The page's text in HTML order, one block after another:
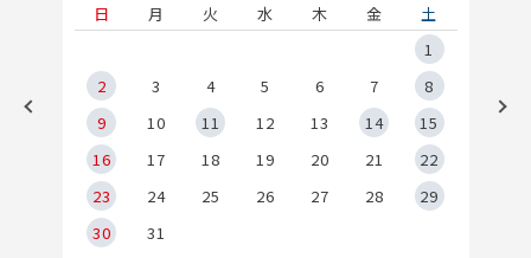
日
月 火 水 木 金
土
1
2
3 4 5 6 7
8
9
10 11 12 13 14
15
16
17 18 19 20 21
22
23
24 25 26 27 28
29
30
31